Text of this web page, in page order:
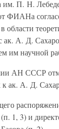
им. П. Н.
ФИАНа
области
ак. А. Д.
им научной
АН СССР
ак. А. Д.
1, 3) и